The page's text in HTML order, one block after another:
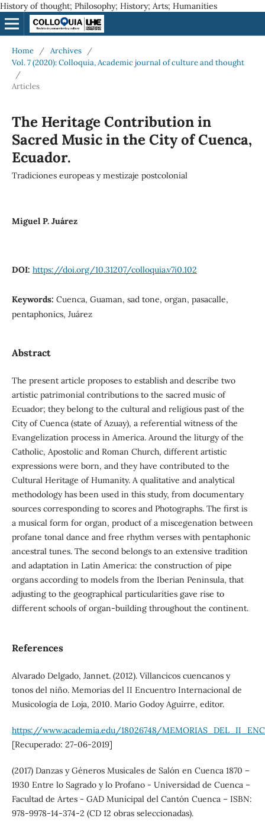
History of thought; Philosophy; History; Arts; Humanities
Home / Archives
/
Vol. 7 (2020): Colloquia, Academic journal of culture and thought
/
Articles
The Heritage Contribution in
Sacred Music in the City of Cuenca,
Ecuador.
Tradiciones europeas y mestizaje postcolonial
Miguel P. Juárez
DOI: https://doi.org/10.31207/colloquia.v7i0.102
Keywords: Cuenca, Guaman, sad tone, organ, pasacalle,
pentaphonics, Juárez
Abstract
The present article proposes to establish and describe two
artistic patrimonial contributions to the sacred music of
Ecuador; they belong to the cultural and religious past of the
City of Cuenca (state of Azuay), a referential witness of the
Evangelization process in America. Around the liturgy of the
Catholic, Apostolic and Roman Church, different artistic
expressions were born, and they have contributed to the
Cultural Heritage of Humanity. A qualitative and analytical
methodology has been used in this study, from documentary
sources corresponding to scores and Photographs. The first is
a musical form for organ, product of a miscegenation between
profane tonal dance and free rhythm verses with pentaphonic
ancestral tunes. The second belongs to an extensive tradition
and adaptation in Latin America: the construction of pipe
organs according to models from the Iberian Peninsula, that
adjusting to the geographical particularities gave rise to
different schools of organ-building throughout the continent.
References
Alvarado Delgado, Jannet. (2012). Villancicos cuencanos y
tonos del niño. Memorias del II Encuentro Internacional de
Musicología de Loja, 2010. Mario Godoy Aguirre, editor.
https://www.academia.edu/18026748/
[Recuperado: 27-06-2019]
(2017) Danzas y Géneros Musicales de Salón en Cuenca 1870 –
1930 Entre lo Sagrado y lo Profano - Universidad de Cuenca –
Facultad de Artes - GAD Municipal del Cantón Cuenca – ISBN:
978-9978-14-374-2 (CD 12 obras seleccionadas).